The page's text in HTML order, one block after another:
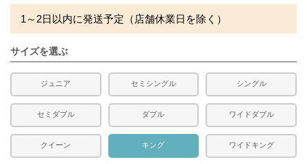
備考
・タンブラー乾燥機のご使用は絶対にお避けください。
・洗濯ネットをご使用の上、単独洗いをお勧めします。
・配達日指定ＯＫ！
合があります。
※できる限り実際の色を再現するよう心がけております
が、閲覧環境により誤差がでる場合がございますのでご了
承ください。
1～2日以内に発送予定（店舗休業日を除く）
サイズを選ぶ
ジュニア セミシングル シングル
セミダブル ダブル ワイドダブル
クイーン キング ワイドキング